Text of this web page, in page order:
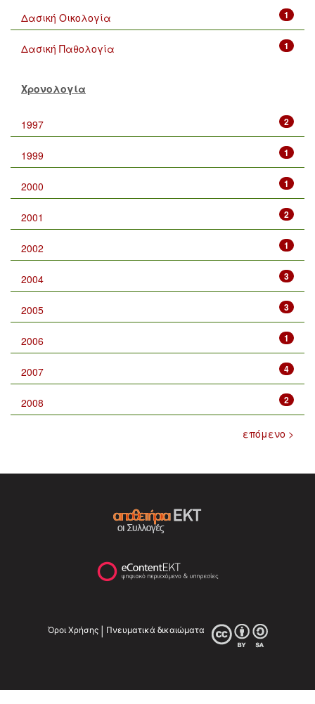
1
Δασική Οικολογία
1
Δασική Παθολογία
Χρονολογία
2
1997
1
1999
1
2000
2
2001
1
2002
3
2004
3
2005
1
2006
4
2007
2
2008
επόμενο >